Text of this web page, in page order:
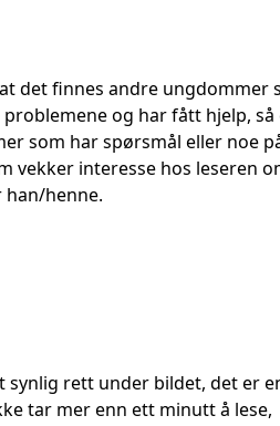
det finnes andre ungdommer
og har fått hjelp, så
som har spørsmål eller noe
vekker interesse hos leseren
han/henne.
synlig rett under bildet, det er
tar mer enn ett minutt å lese,